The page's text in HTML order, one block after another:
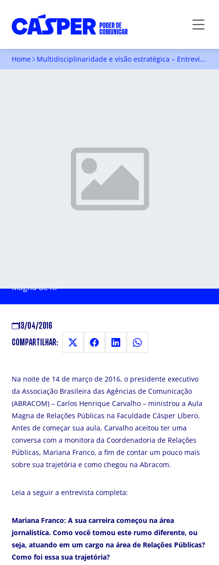
Home Multidisciplinaridade e visão estratégica – Entrevista completa
MULTIDISCIPLINARIDADE E
Magna de RP
13/04/2016
COMPARTILHAR:
Na noite de 14 de março de 2016, o presidente executivo
da Associação Brasileira das Agências de Comunicação
(ABRACOM) – Carlos Henrique Carvalho – ministrou a Aula
Magna de Relações Públicas na Faculdade Cásper Líbero.
Antes de começar sua aula, Carvalho aceitou ter uma
conversa com a monitora da Coordenadoria de Relações
Públicas, Mariana Franco, a fim de contar um pouco mais
sobre sua trajetória e como chegou na Abracom.
Leia a seguir a entrevista completa:
Mariana Franco: A sua carreira começou na área
jornalística. Como você tomou este rumo diferente, ou
seja, atuando em um cargo na área de Relações Públicas?
Como foi essa sua trajetória?